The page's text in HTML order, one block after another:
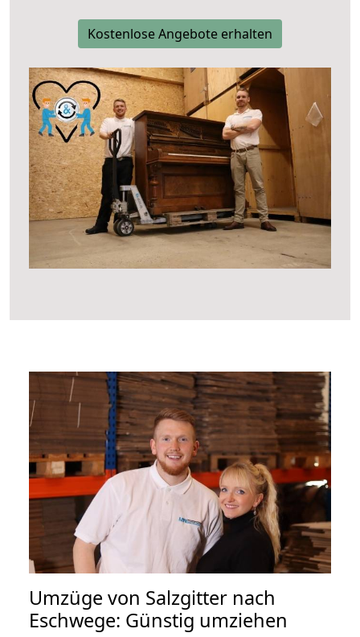
Kostenlose Angebote erhalten
Umzüge von Salzgitter nach
Eschwege: Günstig umziehen